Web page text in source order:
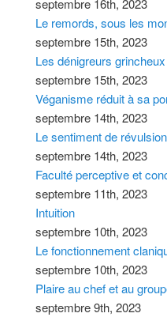
septembre 16th, 2023
Le remords, sous les
septembre 15th, 2023
Les dénigreurs grincheux
septembre 15th, 2023
Véganisme réduit à sa
septembre 14th, 2023
Le sentiment de révulsion
septembre 14th, 2023
Faculté perceptive et
septembre 11th, 2023
Intuition
septembre 10th, 2023
Le fonctionnement
septembre 10th, 2023
Plaire au chef et au
septembre 9th, 2023